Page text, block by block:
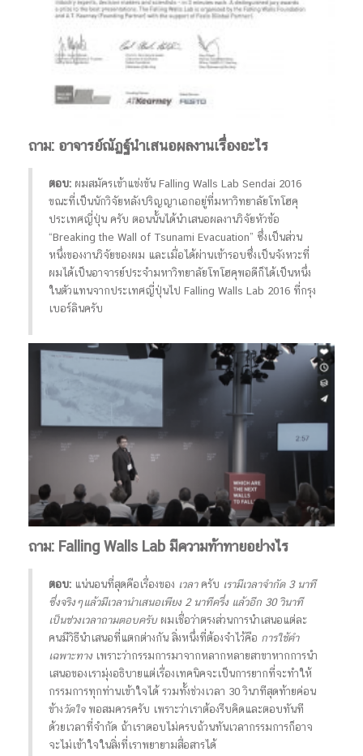
ถาม: อาจารย์ณัฏฐ์นำเสนอผลงานเรื่องอะไร
ตอบ: ผมสมัครเข้าแข่งขัน Falling Walls Lab Sendai 2016
ขณะที่เป็นนักวิจัยหลังปริญญาเอกอยู่ที่มหาวิทยาลัยโทโฮคุ
ประเทศญี่ปุ่น ครับ ตอนนั้นได้นำเสนอผลงานวิจัยหัวข้อ
“Breaking the Wall of Tsunami Evacuation” ซึ่งเป็นส่วน
หนึ่งของงานวิจัยของผม และเมื่อได้ผ่านเข้ารอบซึ่งเป็นจังหวะที่
ผมได้เป็นอาจารย์ประจำมหาวิทยาลัยโทโฮคุพอดีก็ได้เป็นหนึ่ง
ในตัวแทนจากประเทศญี่ปุ่นไป Falling Walls Lab 2016 ที่กรุง
เบอร์ลินครับ
ถาม: Falling Walls Lab มีความท้าทายอย่างไร
ตอบ: แน่นอนที่สุดคือเรื่องของ เวลาครับ เรามีเวลาจำกัด 3 นาที
ซึ่งจริงๆแล้วมีเวลานำเสนอเพียง 2 นาทีครึ่ง แล้วอีก 30 วินาที
เป็นช่วงเวลาถามตอบครับผมเชื่อว่าตรงส่วนการนำเสนอแต่ละ
คนมีวิธีนำเสนอที่แตกต่างกัน สิ่งหนึ่งที่ต้องจำไว้คือ การใช้คำ
เฉพาะทางเพราะว่ากรรมการมาจากหลากหลายสาขาหากการนำ
เสนอของเรามุ่งอธิบายแต่เรื่องเทคนิคจะเป็นการยากที่จะทำให้
กรรมการทุกท่านเข้าใจได้ รวมทั้งช่วงเวลา 30 วินาทีสุดท้ายค่อน
ข้างวัดใจพอสมควรครับ เพราะว่าเราต้องรีบคิดและตอบทันที
ด้วยเวลาที่จำกัด ถ้าเราตอบไม่ครบถ้วนทันเวลากรรมการก็อาจ
จะไม่เข้าใจในสิ่งที่เราพยายามสื่อสารได้